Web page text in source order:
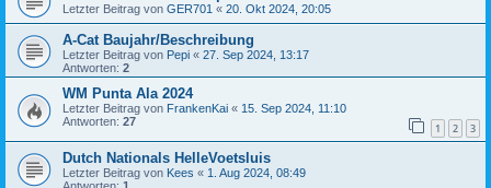
Letzter Beitrag von GER701 « 20. Okt 2024, 20:05
A-Cat Baujahr/Beschreibung
Letzter Beitrag von Pepi « 27. Sep 2024, 13:17
Antworten: 2
WM Punta Ala 2024
Letzter Beitrag von FrankenKai « 15. Sep 2024, 11:10
Antworten: 27 1 2 3
Dutch Nationals HelleVoetsluis
Letzter Beitrag von Kees « 1. Aug 2024, 08:49